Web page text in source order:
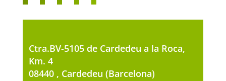
Ctra.BV-5105 de Cardedeu a la Roca,
Km. 4
08440 , Cardedeu (Barcelona)